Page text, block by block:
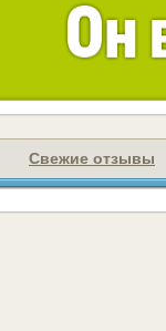
Свежие отзывы